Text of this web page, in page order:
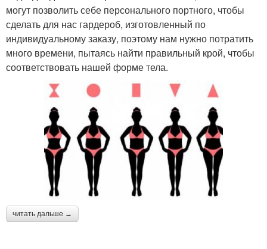
могут позволить себе персонального портного, чтобы
сделать для нас гардероб, изготовленный по
индивидуальному заказу, поэтому нам нужно потратить
много времени, пытаясь найти правильный крой, чтобы
соответствовать нашей форме тела.
читать дальше →